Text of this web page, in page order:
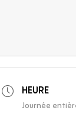
HEURE
Journée